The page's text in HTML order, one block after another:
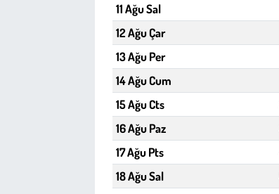
11 Ağu Sal
12 Ağu Çar
13 Ağu Per
14 Ağu Cum
15 Ağu Cts
16 Ağu Paz
17 Ağu Pts
18 Ağu Sal